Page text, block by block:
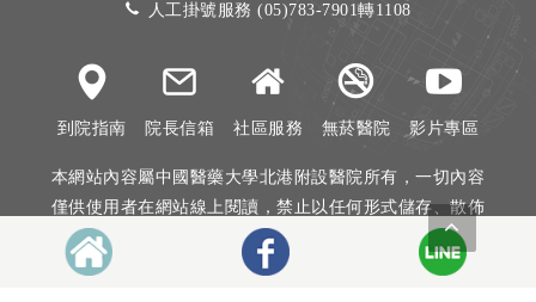
人工掛號服務 (05)783-7901轉1108
到院指南 院長信箱 社區服務 無菸醫院 影片專區
本網站內容屬中國醫藥大學北港附設醫院所有，一切內容
僅供使用者在網站線上閱讀，禁止以任何形式儲存、散佈
或重製部分或全部內容
本網站建議以Internet Explorer 10以上、Firefox或Google